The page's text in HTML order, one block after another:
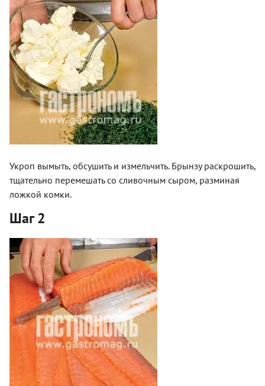
Укроп вымыть, обсушить и измельчить. Брынзу раскрошить,
тщательно перемешать со сливочным сыром, разминая
ложкой комки.
Шаг 2